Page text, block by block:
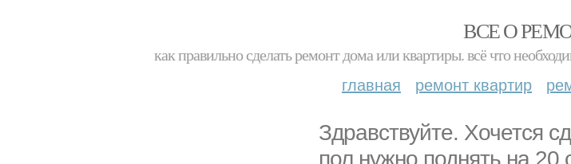
ВСЕ О
как правильно сделать ремонт дома или квартиры. всё что
главная ремонт квартир
Здравствуйте. Хочется
пол нужно поднять на 20